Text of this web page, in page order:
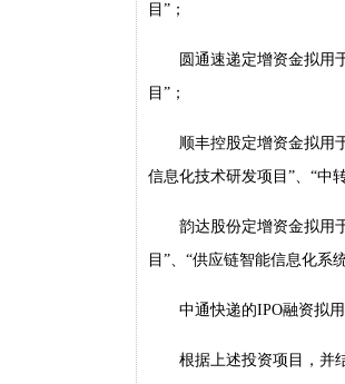
目”；
圆通速递定增资金拟用
目”；
顺丰控股定增资金拟用
信息化技术研发项目”、“中
韵达股份定增资金拟用
目”、“供应链智能信息化系
中通快递的IPO融资拟
根据上述投资项目，并